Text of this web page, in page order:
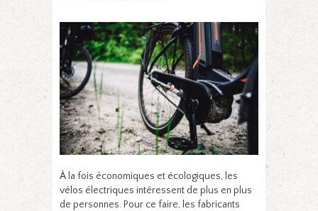
À la fois économiques et écologiques, les
vélos électriques intéressent de plus en plus
de personnes. Pour ce faire, les fabricants